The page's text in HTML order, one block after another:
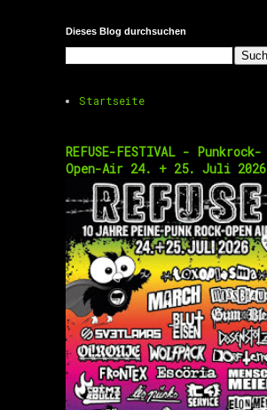
Dieses Blog durchsuchen
Startseite
REFUSE-FESTIVAL - Punkrock-
Open-Air 24. + 25. Juli 2026